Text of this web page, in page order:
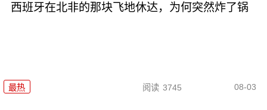
西班牙在北非的那块飞地休达，为何突然炸了锅
最热 阅读 3745 08-03